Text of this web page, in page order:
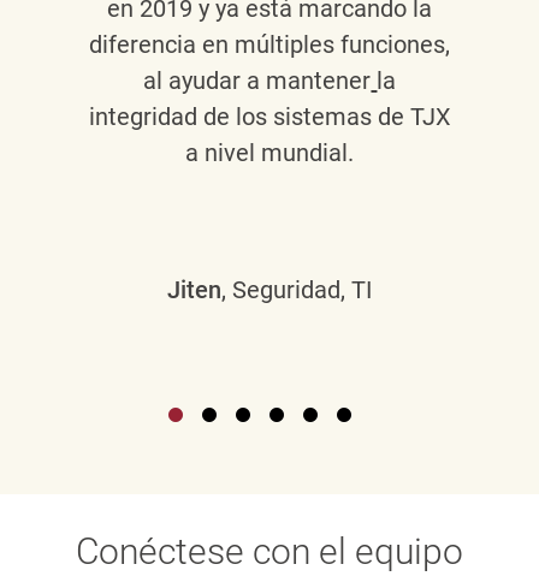
en 2019 y ya está marcando la
diferencia en múltiples funciones,
al ayudar a mantener la
integridad de los sistemas de TJX
a nivel mundial.
Jiten, Seguridad, TI
Conéctese con el equipo